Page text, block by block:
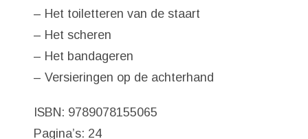
– Het toiletteren van de staart
– Het scheren
– Het bandageren
– Versieringen op de achterhand
ISBN: 9789078155065
Pagina’s: 24